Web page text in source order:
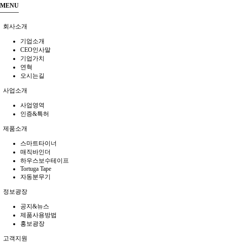
MENU
회사소개
기업소개
CEO인사말
기업가치
연혁
오시는길
사업소개
사업영역
인증&특허
제품소개
스마트타이너
매직바인더
하우스보수테이프
Tortuga Tape
자동분무기
정보광장
공지&뉴스
제품사용방법
홍보광장
고객지원